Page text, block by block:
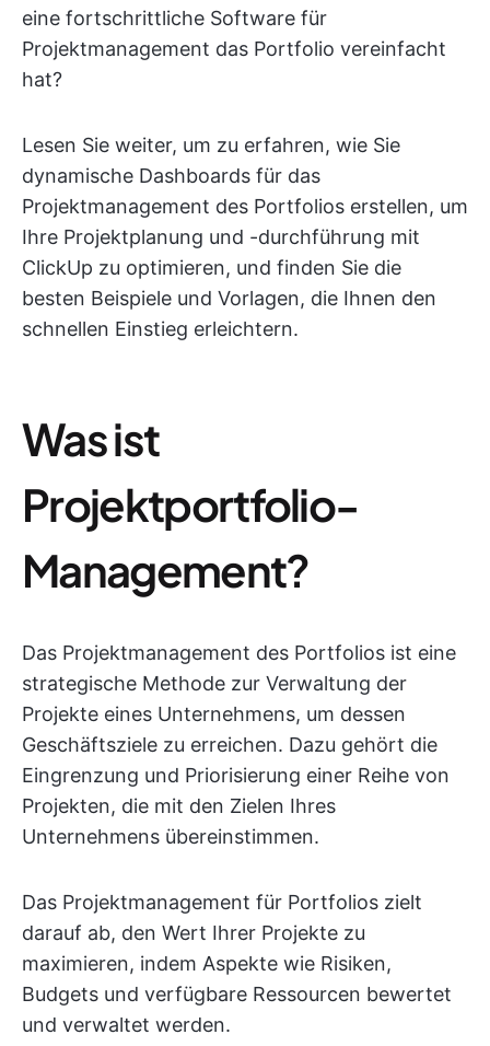
eine fortschrittliche Software für
Projektmanagement das Portfolio vereinfacht
hat?
Lesen Sie weiter, um zu erfahren, wie Sie
dynamische Dashboards für das
Projektmanagement des Portfolios erstellen, um
Ihre Projektplanung und -durchführung mit
ClickUp zu optimieren, und finden Sie die
besten Beispiele und Vorlagen, die Ihnen den
schnellen Einstieg erleichtern.
Was ist
Projektportfolio-
Management?
Das Projektmanagement des Portfolios ist eine
strategische Methode zur Verwaltung der
Projekte eines Unternehmens, um dessen
Geschäftsziele zu erreichen. Dazu gehört die
Eingrenzung und Priorisierung einer Reihe von
Projekten, die mit den Zielen Ihres
Unternehmens übereinstimmen.
Das Projektmanagement für Portfolios zielt
darauf ab, den Wert Ihrer Projekte zu
maximieren, indem Aspekte wie Risiken,
Budgets und verfügbare Ressourcen bewertet
und verwaltet werden.